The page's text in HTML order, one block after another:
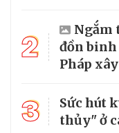
2
Ngắm
đồn binh
Pháp
3
Sức hút
thủy" ở